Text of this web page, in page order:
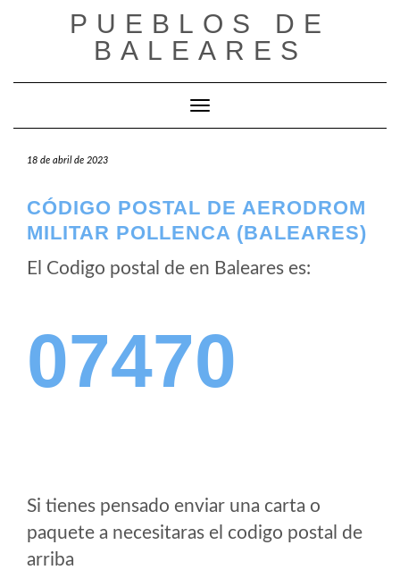
PUEBLOS DE
BALEARES
Cambiar modo de navegación
18 de abril de 2023
CÓDIGO POSTAL DE AERODROM
MILITAR POLLENCA (BALEARES)
El Codigo postal de en Baleares es:
07470
Si tienes pensado enviar una carta o
paquete a necesitaras el codigo postal de
arriba